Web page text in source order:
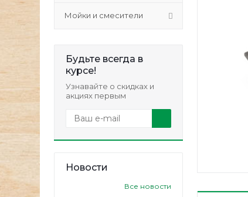
Мойки и смесители
Будьте всегда в
курсе!
Узнавайте о скидках и
акциях первым
Новости
Все новости